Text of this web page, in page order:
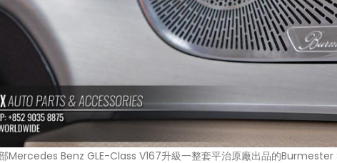
Mercedes Benz GLE-Class V167升級一整套平治原廠出品的Burmester